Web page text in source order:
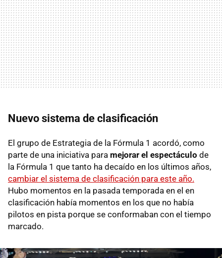
Nuevo sistema de clasificación
El grupo de Estrategia de la Fórmula 1 acordó, como
parte de una iniciativa para mejorar el espectáculo de
la Fórmula 1 que tanto ha decaído en los últimos años,
cambiar el sistema de clasificación para este año.
Hubo momentos en la pasada temporada en el en
clasificación había momentos en los que no había
pilotos en pista porque se conformaban con el tiempo
marcado.